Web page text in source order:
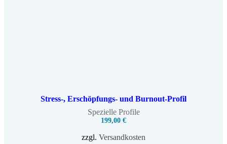
Stress-, Erschöpfungs- und Burnout-Profil
Spezielle Profile
199,00 €
zzgl. Versandkosten